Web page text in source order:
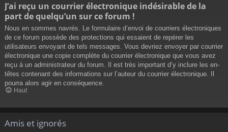
J’ai reçu un courrier électronique indésirable de la
part de quelqu’un sur ce forum !
Nous en sommes navrés. Le formulaire d’envoi de courriers électroniques
de ce forum possède des protections qui essaient de repérer les
utilisateurs envoyant de tels messages. Vous devriez envoyer par courrier
électronique une copie complète du courrier électronique que vous avez
reçu à un administrateur du forum. Il est très important d’y inclure les en-
têtes contenant des informations sur l’auteur du courrier électronique. Il
pourra alors agir en conséquence.
Haut
Amis et ignorés